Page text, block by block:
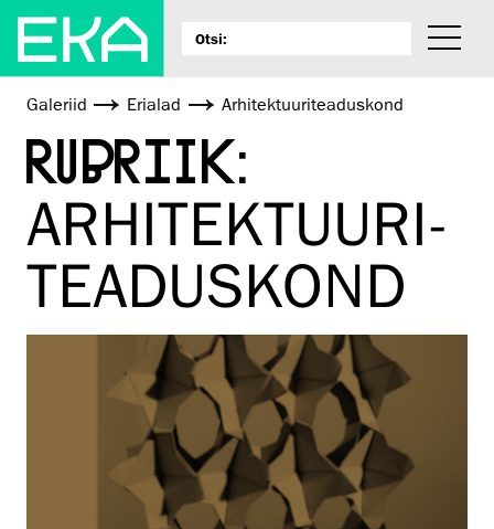
Galeriid Erialad Arhitektuuri­teaduskond
RUBRIIK:
ARHITEKTUURI­
TEADUSKOND